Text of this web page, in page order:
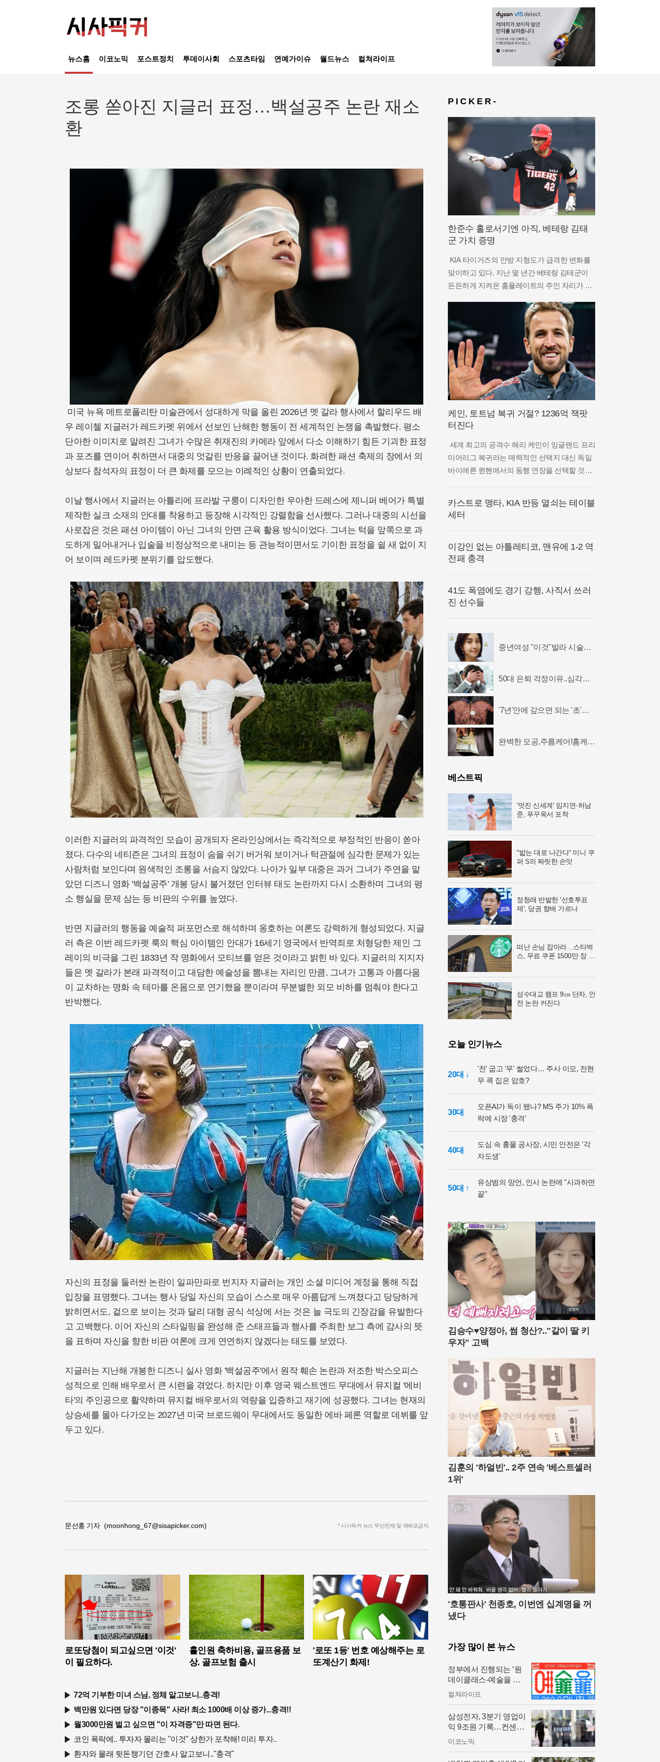
뉴스홈 이코노믹 포스트정치 투데이사회 스포츠타임 연예가이슈 월드뉴스 컬쳐라이프
조롱 쏟아진 지글러 표정…백설공주 논란 재소
환
미국 뉴욕 메트로폴리탄 미술관에서 성대하게 막을 올린 2026년 멧 갈라 행사에서 할리우드 배
우 레이첼 지글러가 레드카펫 위에서 선보인 난해한 행동이 전 세계적인 논쟁을 촉발했다. 평소
단아한 이미지로 알려진 그녀가 수많은 취재진의 카메라 앞에서 다소 이해하기 힘든 기괴한 표정
과 포즈를 연이어 취하면서 대중의 엇갈린 반응을 끌어낸 것이다. 화려한 패션 축제의 장에서 의
상보다 참석자의 표정이 더 큰 화제를 모으는 이례적인 상황이 연출되었다.
이날 행사에서 지글러는 아틀리에 프라발 구룽이 디자인한 우아한 드레스에 제니퍼 베어가 특별
제작한 실크 소재의 안대를 착용하고 등장해 시각적인 강렬함을 선사했다. 그러나 대중의 시선을
사로잡은 것은 패션 아이템이 아닌 그녀의 안면 근육 활용 방식이었다. 그녀는 턱을 앞쪽으로 과
도하게 밀어내거나 입술을 비정상적으로 내미는 등 관능적이면서도 기이한 표정을 쉴 새 없이 지
어 보이며 레드카펫 분위기를 압도했다.
이러한 지글러의 파격적인 모습이 공개되자 온라인상에서는 즉각적으로 부정적인 반응이 쏟아
졌다. 다수의 네티즌은 그녀의 표정이 숨을 쉬기 버거워 보이거나 턱관절에 심각한 문제가 있는
사람처럼 보인다며 원색적인 조롱을 서슴지 않았다. 나아가 일부 대중은 과거 그녀가 주연을 맡
았던 디즈니 영화 '백설공주' 개봉 당시 불거졌던 인터뷰 태도 논란까지 다시 소환하며 그녀의 평
소 행실을 문제 삼는 등 비판의 수위를 높였다.
반면 지글러의 행동을 예술적 퍼포먼스로 해석하며 옹호하는 여론도 강력하게 형성되었다. 지글
러 측은 이번 레드카펫 룩의 핵심 아이템인 안대가 16세기 영국에서 반역죄로 처형당한 제인 그
레이의 비극을 그린 1833년 작 명화에서 모티브를 얻은 것이라고 밝힌 바 있다. 지글러의 지지자
들은 멧 갈라가 본래 파격적이고 대담한 예술성을 뽐내는 자리인 만큼, 그녀가 고통과 아름다움
이 교차하는 명화 속 테마를 온몸으로 연기했을 뿐이라며 무분별한 외모 비하를 멈춰야 한다고
반박했다.
자신의 표정을 둘러싼 논란이 일파만파로 번지자 지글러는 개인 소셜 미디어 계정을 통해 직접
입장을 표명했다. 그녀는 행사 당일 자신의 모습이 스스로 매우 아름답게 느껴졌다고 당당하게
밝히면서도, 겉으로 보이는 것과 달리 대형 공식 석상에 서는 것은 늘 극도의 긴장감을 유발한다
고 고백했다. 이어 자신의 스타일링을 완성해 준 스태프들과 행사를 주최한 보그 측에 감사의 뜻
을 표하며 자신을 향한 비판 여론에 크게 연연하지 않겠다는 태도를 보였다.
지글러는 지난해 개봉한 디즈니 실사 영화 '백설공주'에서 원작 훼손 논란과 저조한 박스오피스
성적으로 인해 배우로서 큰 시련을 겪었다. 하지만 이후 영국 웨스트엔드 무대에서 뮤지컬 '에비
타'의 주인공으로 활약하며 뮤지컬 배우로서의 역량을 입증하고 재기에 성공했다. 그녀는 현재의
상승세를 몰아 다가오는 2027년 미국 브로드웨이 무대에서도 동일한 에바 페론 역할로 데뷔를 앞
두고 있다.
문선홍 기자 (moonhong_67@sisapicker.com) * 시사픽커 뉴스 무단전재 및 재배포금지
로또당첨이 되고싶으면 '이것'
이 필요하다.
홀인원 축하비용, 골프용품 보
상. 골프보험 출시
'로또 1등' 번호 예상해주는 로
또계산기 화제!
72억 기부한 미녀 스님, 정체 알고보니..충격!
백만원 있다면 당장 "이종목" 사라! 최소 1000배 이상 증가...충격!!
월3000만원 벌고 싶으면 "이 자격증"만 따면 된다.
코인 폭락에.. 투자자 몰리는 "이것" 상한가 포착해! 미리 투자..
환자와 몰래 뒷돈챙기던 간호사 알고보니.."충격"
P I C K E R -
한준수 홀로서기엔 아직, 베테랑 김태
군 가치 증명
KIA 타이거즈의 안방 지형도가 급격한 변화를
맞이하고 있다. 지난 몇 년간 베테랑 김태군이
든든하게 지켜온 홈플레이트의 주인 자리가 이
게추가 기우는 모양새다. 기록이 이를 증명한다.
8월 6일 기준 한준수는 581이닝의 수비를 소화
하며 팀 내 포수 중 가장 많은 시간
케인, 토트넘 복귀 거절? 1236억 잭팟
터진다
세계 최고의 공격수 해리 케인이 잉글랜드 프리
미어리그 복귀라는 매력적인 선택지 대신 독일
바이에른 뮌헨에서의 동행 연장을 선택할 것으
체적인 협상 테이블에 앉았으며, 독일 생활에 매
우 만족하고 있는 것으로 전해졌다. 특히
카스트로 맹타, KIA 반등 열쇠는 테이블
세터
이강인 없는 아틀레티코, 맨유에 1-2 역
전패 충격
41도 폭염에도 경기 강행, 사직서 쓰러
진 선수들
중년여성 "이것"발라 시술없
50대 은퇴 걱정이유..심각한
'7년'안에 갚으면 되는 '초'저
완벽한 모공,주름케어!홈케어
베스트픽
'멋진 신세계' 임지연·허남
준, 푸꾸옥서 포착
"밟는 대로 나간다" 미니 쿠
퍼 S의 짜릿한 손맛
정청래 반발한 '선호투표
제', 당권 향배 가르나
떠난 손님 잡아라…스타벅
스, 무료 쿠폰 1500만 장 승
성수대교 램프 9㎝ 단차, 안
전 논란 커진다
오늘 인기뉴스
20대 ↓
'전' 굽고 '무' 썰었다… 주사 이모, 전현
무 콕 집은 암호?
30대
오픈AI가 독이 됐나? MS 주가 10% 폭
락에 시장 '충격'
40대
도심 속 흉물 공사장, 시민 안전은 '각
자도생'
50대 ↑
유상범의 망언, 인사 논란에 "사과하면
끝"
김승수♥양정아, 썸 청산?.."같이 딸 키
우자" 고백
김훈의 '하얼빈'.. 2주 연속 '베스트셀러
1위'
'호통판사' 천종호, 이번엔 십계명을 꺼
냈다
가장 많이 본 뉴스
정부에서 진행되는 ‘원
데이클래스-예술을 만
나자' 즐겨볼까?
컬쳐라이프
삼성전자, 3분기 영업이
익 9조원 기록…컨센서
스 크게 하회
이코노믹